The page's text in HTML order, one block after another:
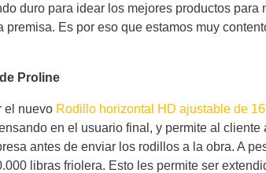
duro para idear los mejores productos
Es por eso que estamos muy
Proline
el nuevo Rodillo horizontal HD ajustable de
en el usuario final, y permite al
antes de enviar los rodillos a la obra. A
libras friolera. Esto les permite ser